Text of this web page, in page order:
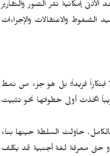
إمكانية نشر الصور والتقارير
الضغوط والاعتقالات والإجراءات
ابتكاراً فريداً؛ بل هو جزء من نمط
اتخذت أولى خطواتها نحو تثبيت
بالكامل. حاولت السلطة حينها بناء
حتى معرفة لغة أجنبية قد يكلف